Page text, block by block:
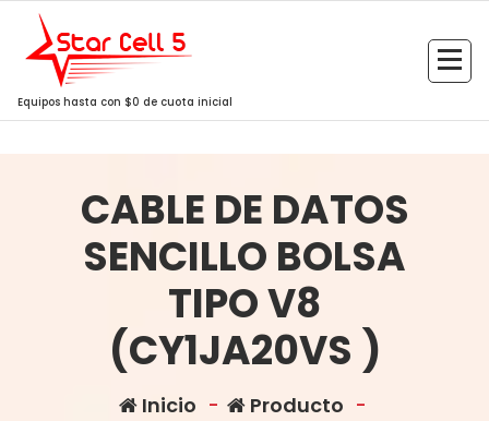
Saltar
contenido
Equipos hasta con $0 de cuota inicial
CABLE DE DATOS
SENCILLO BOLSA
TIPO V8
(CY1JA20VS )
Inicio - Producto -